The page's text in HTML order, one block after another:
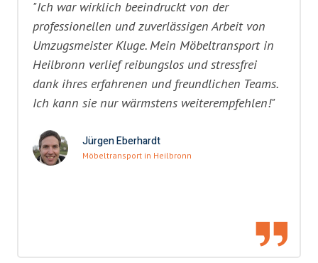
"Ich war wirklich beeindruckt von der
professionellen und zuverlässigen Arbeit von
Umzugsmeister Kluge. Mein Möbeltransport in
Heilbronn verlief reibungslos und stressfrei
dank ihres erfahrenen und freundlichen Teams.
Ich kann sie nur wärmstens weiterempfehlen!"
Jürgen Eberhardt
Möbeltransport in Heilbronn